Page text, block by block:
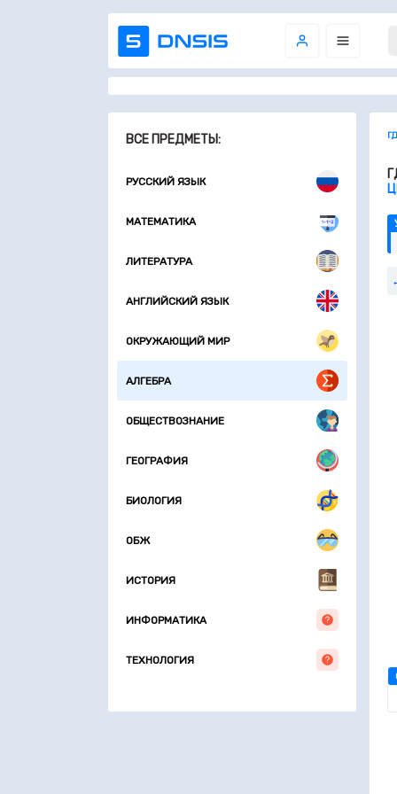
ВСЕ ПРЕДМЕТЫ:
РУССКИЙ ЯЗЫК
МАТЕМАТИКА
ЛИТЕРАТУРА
АНГЛИЙСКИЙ ЯЗЫК
ОКРУЖАЮЩИЙ МИР
АЛГЕБРА
ОБЩЕСТВОЗНАНИЕ
ГЕОГРАФИЯ
БИОЛОГИЯ
ОБЖ
ИСТОРИЯ
ИНФОРМАТИКА
ТЕХНОЛОГИЯ